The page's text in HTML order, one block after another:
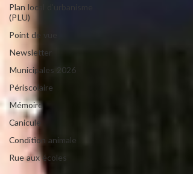
Plan local d'urbanisme
(PLU)
Point de vue
Newsletter
Municipales 2026
Périscolaire
Mémoire
Canicule
Condition animale
Rue aux écoles